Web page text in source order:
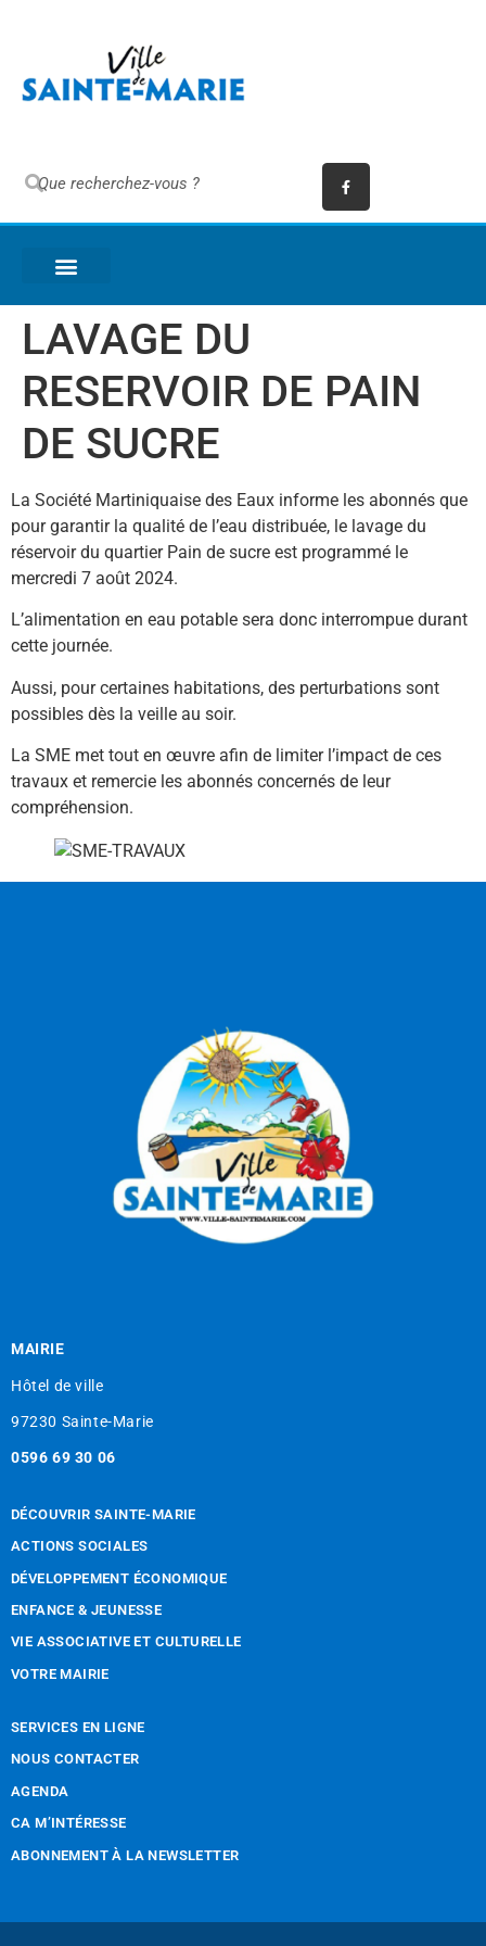
LAVAGE DU
RESERVOIR DE PAIN
DE SUCRE
La Société Martiniquaise des Eaux informe les abonnés que
pour garantir la qualité de l’eau distribuée, le lavage du
réservoir du quartier Pain de sucre est programmé le
mercredi 7 août 2024.
L’alimentation en eau potable sera donc interrompue durant
cette journée.
Aussi, pour certaines habitations, des perturbations sont
possibles dès la veille au soir.
La SME met tout en œuvre afin de limiter l’impact de ces
travaux et remercie les abonnés concernés de leur
compréhension.
MAIRIE
Hôtel de ville
97230 Sainte-Marie
0596 69 30 06
DÉCOUVRIR SAINTE-MARIE
ACTIONS SOCIALES
DÉVELOPPEMENT ÉCONOMIQUE
ENFANCE & JEUNESSE
VIE ASSOCIATIVE ET CULTURELLE
VOTRE MAIRIE
SERVICES EN LIGNE
NOUS CONTACTER
AGENDA
CA M’INTÉRESSE
ABONNEMENT À LA NEWSLETTER